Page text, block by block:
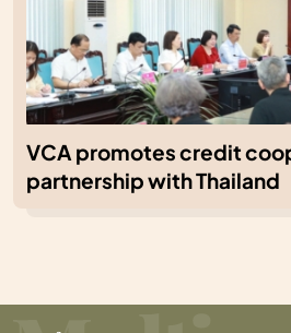
VCA promotes credit
partnership with Thailand